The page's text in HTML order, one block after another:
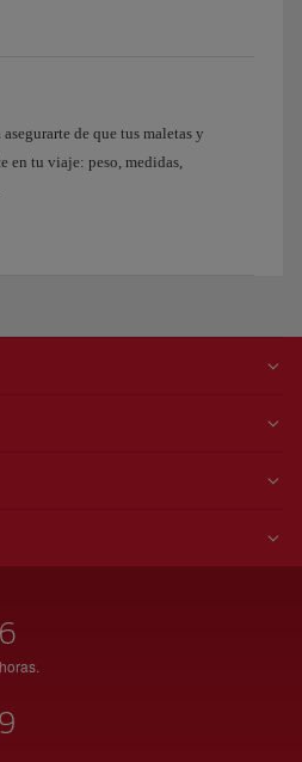
de que tus maletas y
en tu viaje: peso, medidas,